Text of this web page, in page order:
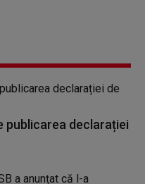
publicarea declarației